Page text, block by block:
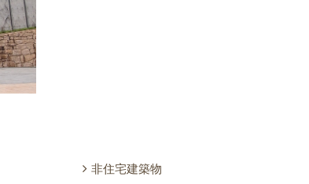
非住宅建築物